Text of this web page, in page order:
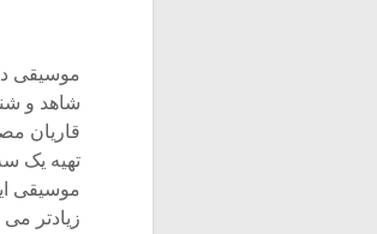
موسیقی
شاهد و
قاریان
تهیه یک
موسیقی